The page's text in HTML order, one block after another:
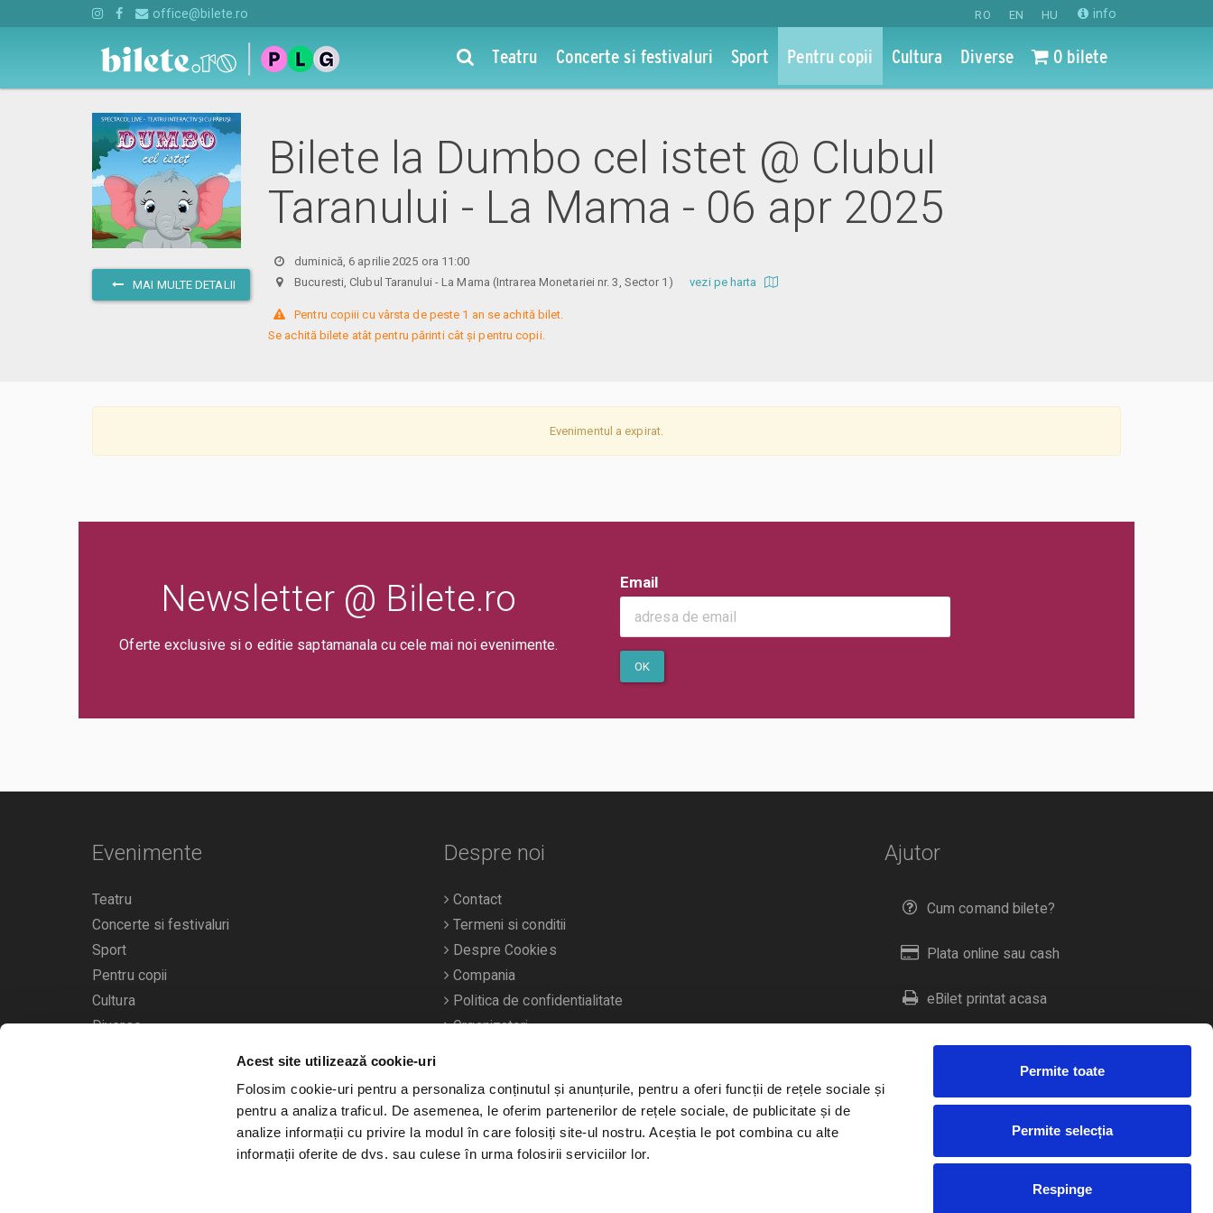
Acest site utilizează cookie-uri
Folosim cookie-uri pentru a personaliza conținutul și anunțurile, pentru a oferi funcții de rețele sociale și
pentru a analiza traficul. De asemenea, le oferim partenerilor de rețele sociale, de publicitate și de
analize informații cu privire la modul în care folosiți site-ul nostru. Aceștia le pot combina cu alte
informații oferite de dvs. sau culese în urma folosirii serviciilor lor.
Permite toate
Permite selecția
Respinge
RO EN HU info
office@bilete.ro
Teatru Concerte si festivaluri Sport Pentru copii Cultura Diverse 0 bilete
MAI MULTE DETALII
Bilete la Dumbo cel istet @ Clubul
Taranului - La Mama - 06 apr 2025
duminică, 6 aprilie 2025 ora 11:00
Bucuresti, Clubul Taranului - La Mama (Intrarea Monetariei nr. 3, Sector 1)vezi pe harta
Pentru copiii cu vârsta de peste 1 an se achită bilet.
Se achită bilete atât pentru părinti cât și pentru copii.
Evenimentul a expirat.
Newsletter @ Bilete.ro
Oferte exclusive si o editie saptamanala cu cele mai noi evenimente.
Email
OK
Ajutor
Cum comand bilete?
Plata online sau cash
eBilet printat acasa
Livrare prin curier
Duplicare bilete
Evenimente
Teatru
Concerte si festivaluri
Sport
Pentru copii
Cultura
Diverse
Calendarul evenimentelor
Despre noi
Contact
Termeni si conditii
Despre Cookies
Compania
Politica de confidentialitate
Organizatori